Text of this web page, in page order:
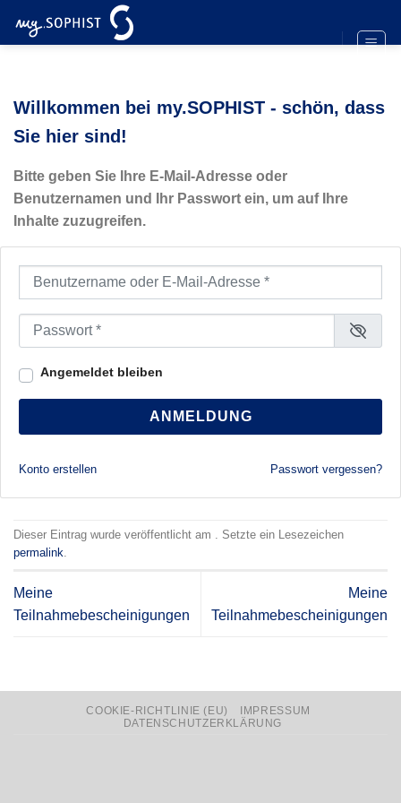
Inhalt
Willkommen bei my.SOPHIST - schön, dass
Sie hier sind!
Bitte geben Sie Ihre E-Mail-Adresse oder
Benutzernamen und Ihr Passwort ein, um auf Ihre
Inhalte zuzugreifen.
Benutzername oder E-Mail-Adresse
Passwort
Angemeldet bleiben
ANMELDUNG
Konto erstellen Passwort vergessen?
Dieser Eintrag wurde veröffentlicht am . Setzte ein Lesezeichen
permalink.
Meine
Teilnahmebescheinigungen
Meine
Teilnahmebescheinigungen
COOKIE-RICHTLINIE (EU)
IMPRESSUM
DATENSCHUTZERKLÄRUNG